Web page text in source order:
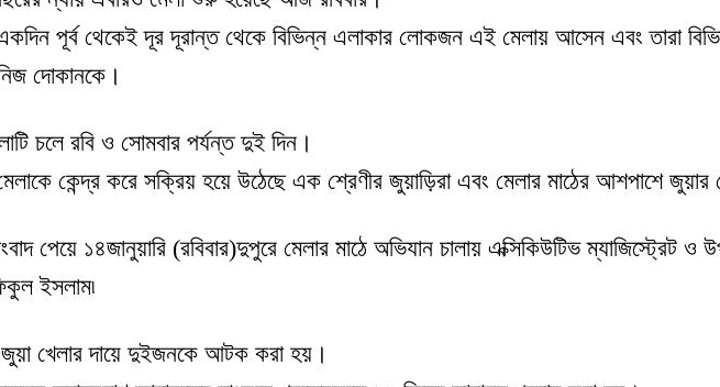
পূর্ব থেকেই দূর দূরান্ত থেকে বিভিন্ন এলাকার লোকজন এই মেলায় আসেন এবং তারা
দোকানকে।
চলে রবি ও সোমবার পর্যন্ত দুই দিন।
কেন্দ্র করে সক্রিয় হয়ে উঠেছে এক শ্রেণীর জুয়াড়িরা এবং মেলার মাঠের আশপাশে জুয়ার
পেয়ে ১৪জানুয়ারি (রবিবার)দুপুরে মেলার মাঠে অভিযান চালায় এক্সিকিউটিভ ম্যাজিস্ট্রেট ও
ইসলাম৷
খেলার দায়ে দুইজনকে আটক করা হয়।